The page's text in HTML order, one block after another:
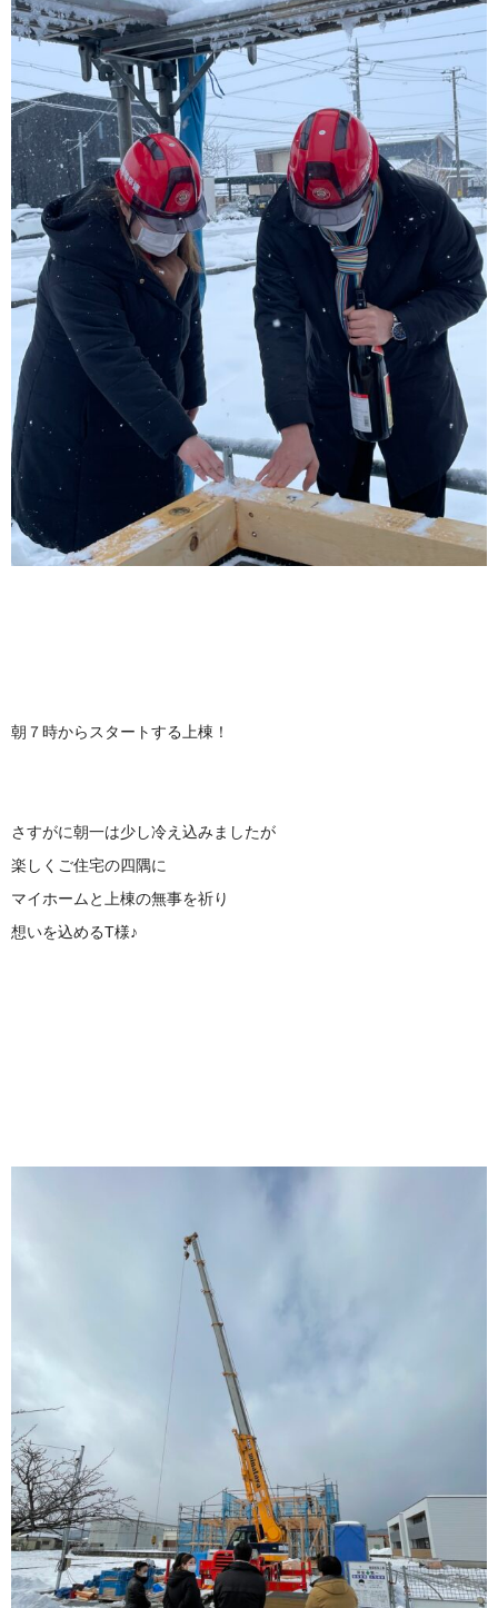
朝７時からスタートする上棟！
さすがに朝一は少し冷え込みましたが
楽しくご住宅の四隅に
マイホームと上棟の無事を祈り
想いを込めるT様♪